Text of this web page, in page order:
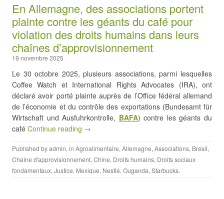
En Allemagne, des associations portent
plainte contre les géants du café pour
violation des droits humains dans leurs
chaînes d’approvisionnement
19 novembre 2025
Le 30 octobre 2025, plusieurs associations, parmi lesquelles
Coffee Watch et International Rights Advocates (IRA), ont
déclaré avoir porté plainte auprès de l’Office fédéral allemand
de l’économie et du contrôle des exportations (Bundesamt für
Wirtschaft und Ausfuhrkontrolle, BAFA) contre les géants du
café Continue reading →
Published byadmin, in Agroalimentaire, Allemagne, Associations, Brésil,
Chaîne d'approvisionnement, Chine, Droits humains, Droits sociaux
fondamentaux, Justice, Mexique, Nestlé, Ouganda, Starbucks.